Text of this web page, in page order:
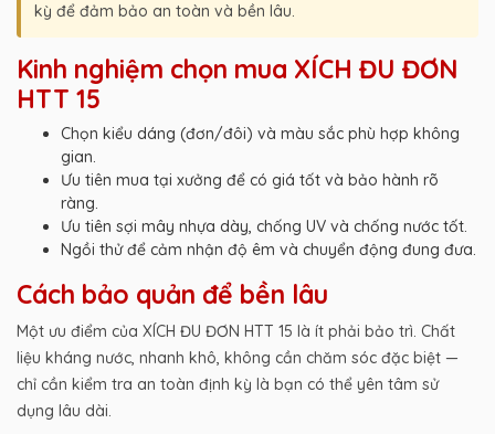
kỳ để đảm bảo an toàn và bền lâu.
Kinh nghiệm chọn mua XÍCH ĐU ĐƠN
HTT 15
Chọn kiểu dáng (đơn/đôi) và màu sắc phù hợp không
gian.
Ưu tiên mua tại xưởng để có giá tốt và bảo hành rõ
ràng.
Ưu tiên sợi mây nhựa dày, chống UV và chống nước tốt.
Ngồi thử để cảm nhận độ êm và chuyển động đung đưa.
Cách bảo quản để bền lâu
Một ưu điểm của XÍCH ĐU ĐƠN HTT 15 là ít phải bảo trì. Chất
liệu kháng nước, nhanh khô, không cần chăm sóc đặc biệt —
chỉ cần kiểm tra an toàn định kỳ là bạn có thể yên tâm sử
dụng lâu dài.